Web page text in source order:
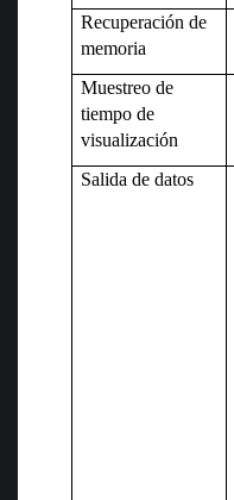
Recuperación de
memoria
Muestreo de
tiempo de
visualización
Salida de datos